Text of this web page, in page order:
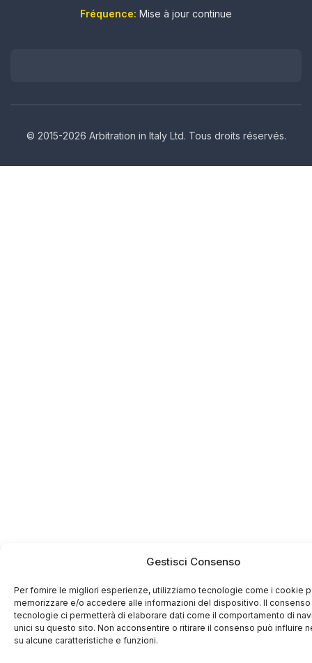
Gestisci Consenso
Per fornire le migliori esperienze, utilizziamo tecnologie come i cookie
memorizzare e/o accedere alle informazioni del dispositivo. Il
tecnologie ci permetterà di elaborare dati come il comportamento di
unici su questo sito. Non acconsentire o ritirare il consenso può influire
su alcune caratteristiche e funzioni.
Fréquence: Mise à jour continue
© 2015-2026 Arbitration in Italy Ltd. Tous droits réservés.